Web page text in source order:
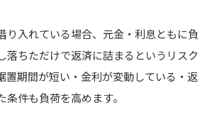
り入れている場合、元金・利息ともに負
落ちただけで返済に詰まるというリスク
置期間が短い・金利が変動している・返
件も負荷を高めます。